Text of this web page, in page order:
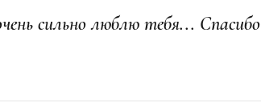
сильно люблю тебя... Спасибо